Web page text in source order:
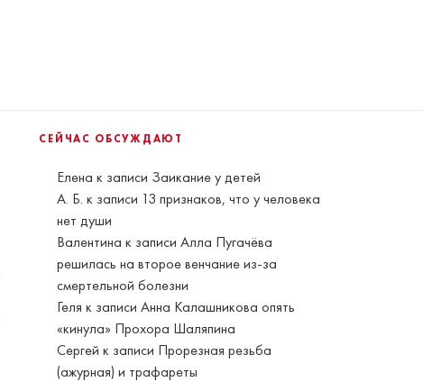
СЕЙЧАС ОБСУЖДАЮТ
Елена к записи Заикание у детей
А. Б. к записи 13 признаков, что у человека
нет души
Валентина к записиАлла Пугачёва
решилась на второе венчание из-за
смертельной болезни
Геля к записиАнна Калашникова опять
«кинула» Прохора Шаляпина
Сергей к записи Прорезная резьба
(ажурная) и трафареты